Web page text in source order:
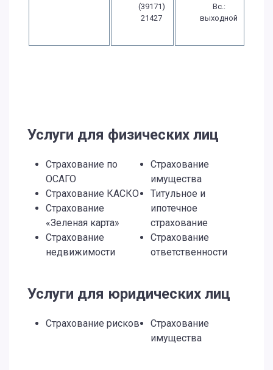
(39171)
21427
Вс.:
выходной
Услуги для физических лиц
Страхование по
ОСАГО
Страхование КАСКО
Страхование
«Зеленая карта»
Страхование
недвижимости
Страхование
имущества
Титульное и
ипотечное
страхование
Страхование
ответственности
Услуги для юридических лиц
Страхование рисков
Страхование
имущества